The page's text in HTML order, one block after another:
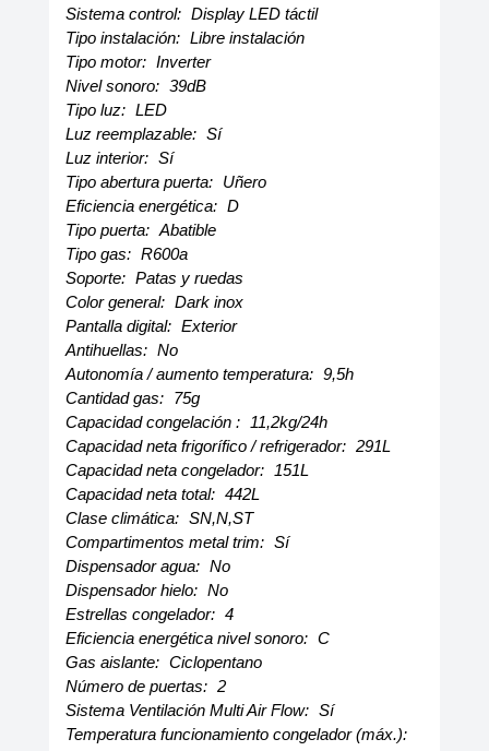
Sistema control: Display LED táctil
Tipo instalación: Libre instalación
Tipo motor: Inverter
Nivel sonoro: 39dB
Tipo luz: LED
Luz reemplazable: Sí
Luz interior: Sí
Tipo abertura puerta: Uñero
Eficiencia energética: D
Tipo puerta: Abatible
Tipo gas: R600a
Soporte: Patas y ruedas
Color general: Dark inox
Pantalla digital: Exterior
Antihuellas: No
Autonomía / aumento temperatura: 9,5h
Cantidad gas: 75g
Capacidad congelación : 11,2kg/24h
Capacidad neta frigorífico / refrigerador: 291L
Capacidad neta congelador: 151L
Capacidad neta total: 442L
Clase climática: SN,N,ST
Compartimentos metal trim: Sí
Dispensador agua: No
Dispensador hielo: No
Estrellas congelador: 4
Eficiencia energética nivel sonoro: C
Gas aislante: Ciclopentano
Número de puertas: 2
Sistema Ventilación Multi Air Flow: Sí
Temperatura funcionamiento congelador (máx.):